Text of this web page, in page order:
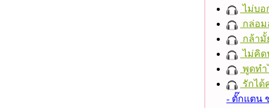
ไม่บอ
กล่อม
กล้ามั้
ไม่คิด
พูดทำ
รักได้
- ตั๊กแตน